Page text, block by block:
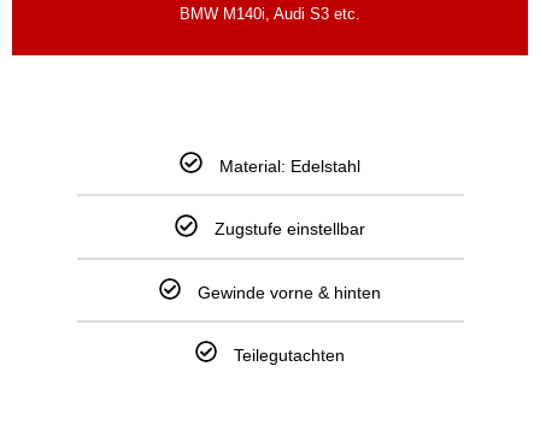
BMW M140i, Audi S3 etc.
Material: Edelstahl
Zugstufe einstellbar
Gewinde vorne & hinten
Teilegutachten